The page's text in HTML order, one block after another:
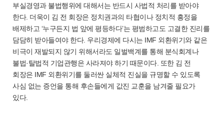
부실경영과 불법행위에 대해서는 반드시 사법적 처리를 받아야
한다. 더욱이 김 전 회장은 정치권과의 타협이나 정치적 흥정을
배제하고 ‘누구든지 법 앞에 평등하다’는 평범하고도 고결한 진리를
담담히 받아들여야 한다. 우리경제에 다시는 IMF 외환위기와 같은
비극이 재발되지 않기 위해서라도 일벌백계를 통해 분식회계나
불법·탈법적 기업관행은 사라져야 하기 때문이다. 또한 김 전
회장은 IMF 외환위기를 둘러싼 실체적 진실을 규명할 수 있도록
사심 없는 증언을 통해 후손들에게 값진 교훈을 남겨줄 필요가
있다.